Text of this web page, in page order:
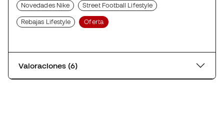
Novedades Nike Street Football Lifestyle
Rebajas Lifestyle Oferta
Valoraciones (6)